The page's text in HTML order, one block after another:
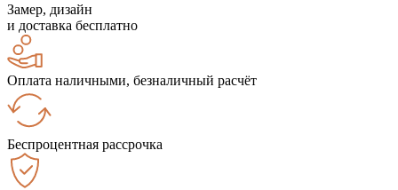
Замер, дизайн
и доставка бесплатно
Оплата наличными, безналичный расчёт
Беспроцентная рассрочка